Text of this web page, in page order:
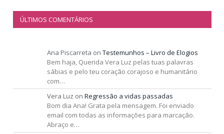
ÚLTIMOS COMENTÁRIOS
Ana Piscarreta on Testemunhos – Livro de Elogios
Bem haja, Querida Vera Luz pelas tuas palavras
sábias e pelo teu coração corajoso e humanitário
com…
Vera Luz on Regressão a vidas passadas
Bom dia Ana! Grata pela mensagem. Foi enviado
email com todas as informações para marcação.
Abraço e…